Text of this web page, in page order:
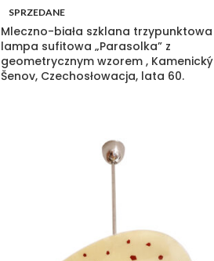
SPRZEDANE
Mleczno-biała szklana trzypunktowa
lampa sufitowa „Parasolka” z
geometrycznym wzorem , Kamenický
Šenov, Czechosłowacja, lata 60.